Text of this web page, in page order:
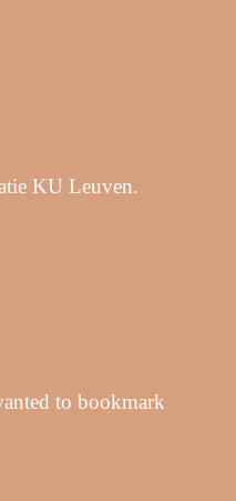
KU Leuven.
to bookmark